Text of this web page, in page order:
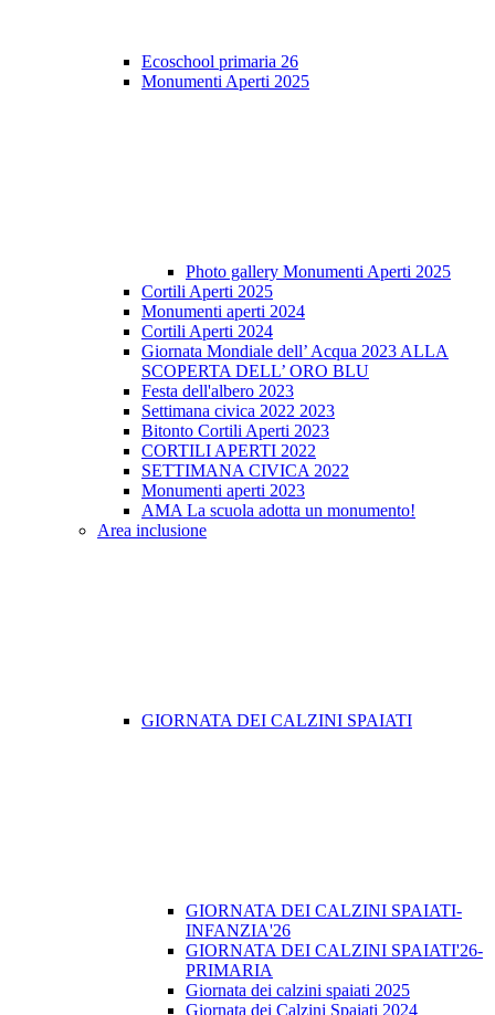
Ecoschool primaria 26
Monumenti Aperti 2025
Photo gallery Monumenti Aperti 2025
Cortili Aperti 2025
Monumenti aperti 2024
Cortili Aperti 2024
Giornata Mondiale dell’ Acqua 2023 ALLA
SCOPERTA DELL’ ORO BLU
Festa dell'albero 2023
Settimana civica 2022 2023
Bitonto Cortili Aperti 2023
CORTILI APERTI 2022
SETTIMANA CIVICA 2022
Monumenti aperti 2023
AMA La scuola adotta un monumento!
Area inclusione
GIORNATA DEI CALZINI SPAIATI
GIORNATA DEI CALZINI SPAIATI-
INFANZIA'26
GIORNATA DEI CALZINI SPAIATI'26-
PRIMARIA
Giornata dei calzini spaiati 2025
Giornata dei Calzini Spaiati 2024